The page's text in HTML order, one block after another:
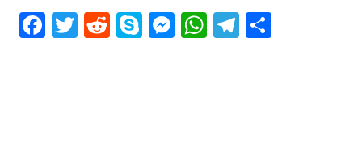
Facebook
Twitter
RedditSkypeMessenger
WhatsApp
Telegram